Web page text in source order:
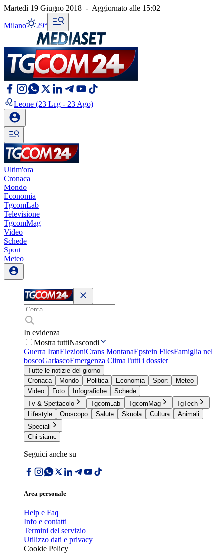
Martedì 19 Giugno 2018 - Aggiornato alle 15:02
Milano 29°
Leone (23 Lug - 23 Ago)
Ultim'ora
Cronaca
Mondo
Economia
TgcomLab
Televisione
TgcomMag
Video
Schede
Sport
Meteo
In evidenza
Mostra tuttiNascondi
Guerra IranElezioniCrans MontanaEpstein FilesFamiglia nel
boscoGarlascoEmergenza ClimaTutti i dossier
Tutte le notizie del giorno
Cronaca
Mondo Politica Economia Sport
Meteo
Video
Foto Infografiche
Schede
Tv & Spettacolo
TgcomLab TgcomMag
TgTech
Lifestyle
Oroscopo Salute Skuola Cultura
Animali
Speciali
Chi siamo
Seguici anche su
Area personale
Help e Faq
Info e contatti
Termini del servizio
Utilizzo dati e privacy
Cookie Policy